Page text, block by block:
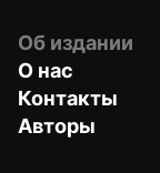
Об издании
О нас
Контакты
Авторы